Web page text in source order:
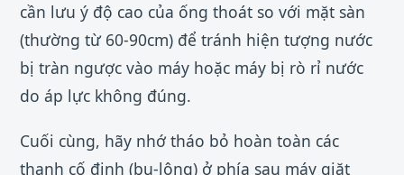
cần lưu ý độ cao của ống thoát so với mặt sàn
(thường từ 60-90cm) để tránh hiện tượng nước
bị tràn ngược vào máy hoặc máy bị rò rỉ nước
do áp lực không đúng.
Cuối cùng, hãy nhớ tháo bỏ hoàn toàn các
thanh cố định (bu-lông) ở phía sau máy giặt